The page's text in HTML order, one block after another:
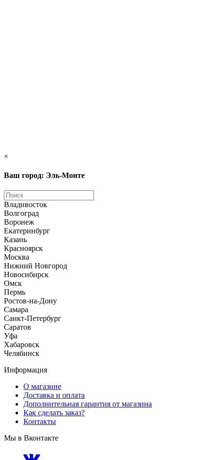
×
Ваш город: Эль-Монте
Владивосток
Волгоград
Воронеж
Екатеринбург
Казань
Красноярск
Москва
Нижний Новгород
Новосибирск
Омск
Пермь
Ростов-на-Дону
Самара
Санкт-Петербург
Саратов
Уфа
Хабаровск
Челябинск
Информация
О магазине
Доставка и оплата
Дополнительная гарантия от магазина
Как сделать заказ?
Контакты
Мы в Вконтакте